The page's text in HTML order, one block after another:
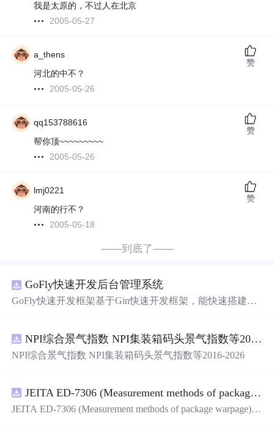
我是太原的，不过人在北京
2005-05-27
a_thens
河北的中不？
2005-05-26
赞
qq153788616
帮你顶~~~~~~~~~
2005-05-26
赞
lmj0221
河南的行不？
2005-05-18
赞
——到底了——
GoFly快速开发后台管理系统
GoFly快速开发框架基于Gin快速开发框架，能快速搭建应
管理后台等。api文档管理并一键生成api接口代码，一键生
成 CRUD前后端代码丰富组件，基于 Gin和 Vue3的Arco D
大道至简思想，接口单层设计，开发简单，极易上手、代
码可读性和可维护性好、得益于Go优秀性能框架性能和并
发都很优秀、需要硬件资源很小。
NPI综合景气指数 NPI集装箱码头景气指数等2016-2026
NPI综合景气指数 NPI集装箱码头景气指数等2016-2026
JEITA ED-7306 (Measurement methods of package warpage).pdf
JEITA ED-7306 (Measurement methods of package warpage).p